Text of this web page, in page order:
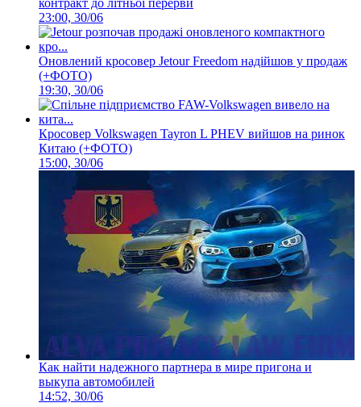
контракт до літньої перерви
23:00, 30/06
Оновлений кросовер Jetour Freedom надійшов у продаж
(+ФОТО)
19:30, 30/06
Кросовер Volkswagen Tayron L PHEV вийшов на ринок
Китаю (+ФОТО)
15:00, 30/06
Как найти надежного партнера в мире пригона и
выкупа автомобилей
14:52, 30/06